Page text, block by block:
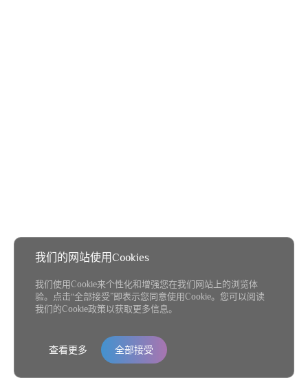
我们的网站使用Cookies
我们使用Cookie来个性化和增强您在我们网站上的浏览体
验。点击“全部接受”即表示您同意使用Cookie。您可以阅读
我们的Cookie政策以获取更多信息。
查看更多 全部接受